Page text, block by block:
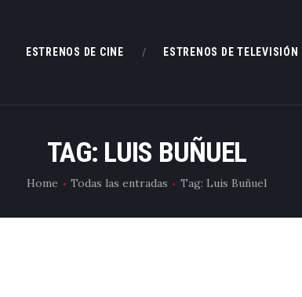
ESTRENOS DE CINE ESTRENOS DE TELEVISIÓN
TAG: LUIS BUÑUEL
Home Todas las entradas Tag: Luis Buñuel